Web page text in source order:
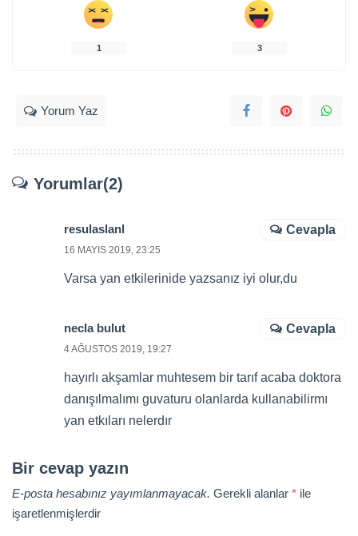
1 3
Yorum Yaz
Yorumlar(2)
resulaslanl
16 MAYIS 2019, 23:25
Varsa yan etkilerinide yazsanız iyi olur,du
Cevapla
necla bulut
4 AĞUSTOS 2019, 19:27
hayırlı akşamlar muhtesem bir tarıf acaba doktora
danışılmalımı guvaturu olanlarda kullanabilirmı
yan etkıları nelerdır
Cevapla
Bir cevap yazın
E-posta hesabınız yayımlanmayacak. Gerekli alanlar * ile
işaretlenmişlerdir